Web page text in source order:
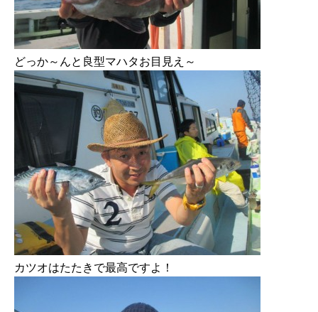
どっか～んと良型マハタお目見え～
カツオはたたきで最高ですよ！